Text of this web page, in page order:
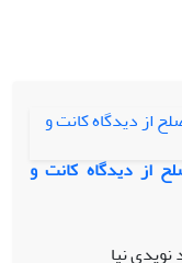
از دیدگاه کانت و
نیا